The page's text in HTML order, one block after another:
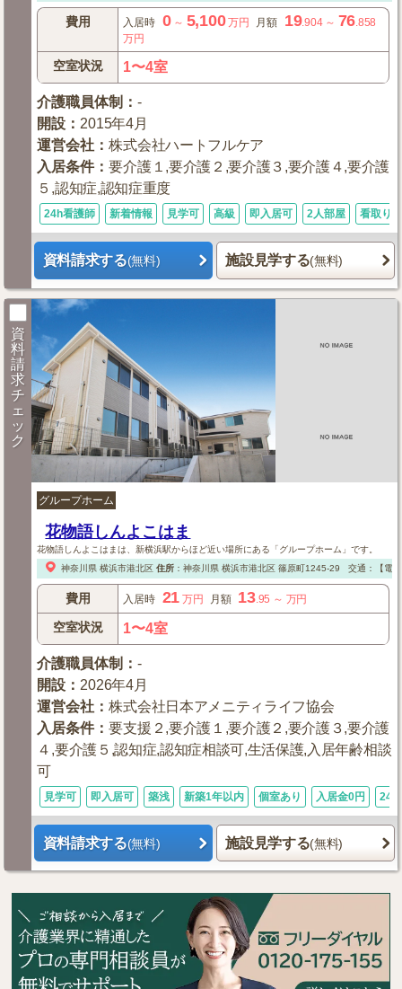
費用 入居時 0～ 5,100万円 月額 19.904～ 76.858
万円
空室状況 1〜4室
介護職員体制 ：-
開設 ： 2015年4月
運営会社 ：株式会社ハートフルケア
入居条件：要介護１,要介護２,要介護３,要介護４,要介護
５,認知症,認知症重度
24h看護師 新着情報 見学可 高級 即入居可 2人部屋 看取り可
資料請求する(無料) 施設見学する(無料)
資
料
請
求
チ
ェ
ッ
ク
グループホーム
花物語しんよこはま
花物語しんよこはまは、新横浜駅からほど近い場所にある「グループホーム」です。
神奈川県 横浜市港北区 住所： 神奈川県 横浜市港北区篠原町1245-29 交通：【電
費用 入居時 21 万円 月額 13.95 ～ 万円
空室状況 1〜4室
介護職員体制 ：-
開設 ： 2026年4月
運営会社 ：株式会社日本アメニティライフ協会
入居条件：要支援２,要介護１,要介護２,要介護３,要介護
４,要介護５,認知症,認知症相談可,生活保護,入居年齢相談
可
見学可 即入居可 築浅 新築1年以内 個室あり 入居金0円 24h
資料請求する(無料) 施設見学する(無料)